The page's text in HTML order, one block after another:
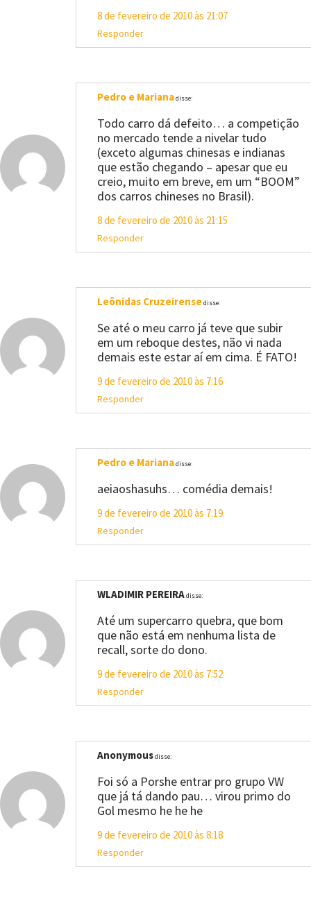
8 de fevereiro de 2010 às 21:07
Responder
Pedro e Marianadisse:
Todo carro dá defeito… a competição
no mercado tende a nivelar tudo
(exceto algumas chinesas e indianas
que estão chegando – apesar que eu
creio, muito em breve, em um “BOOM”
dos carros chineses no Brasil).
8 de fevereiro de 2010 às 21:15
Responder
Leônidas Cruzeirensedisse:
Se até o meu carro já teve que subir
em um reboque destes, não vi nada
demais este estar aí em cima. É FATO!
9 de fevereiro de 2010 às 7:16
Responder
Pedro e Marianadisse:
aeiaoshasuhs… comédia demais!
9 de fevereiro de 2010 às 7:19
Responder
WLADIMIR PEREIRAdisse:
Até um supercarro quebra, que bom
que não está em nenhuma lista de
recall, sorte do dono.
9 de fevereiro de 2010 às 7:52
Responder
Anonymousdisse:
Foi só a Porshe entrar pro grupo VW
que já tá dando pau… virou primo do
Gol mesmo he he he
9 de fevereiro de 2010 às 8:18
Responder